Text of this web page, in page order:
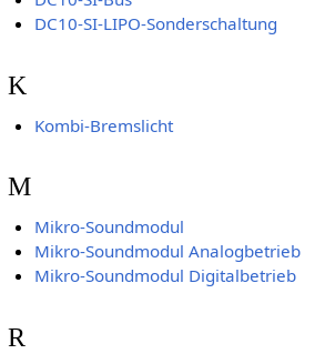
DC10-SI-LIPO-Sonderschaltung
K
Kombi-Bremslicht
M
Mikro-Soundmodul
Mikro-Soundmodul Analogbetrieb
Mikro-Soundmodul Digitalbetrieb
R